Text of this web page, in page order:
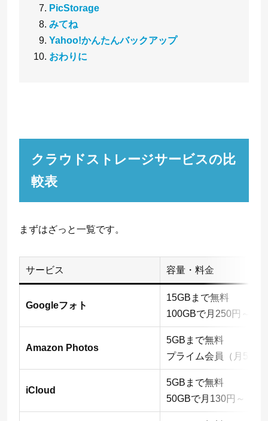
PicStorage
みてね
Yahoo!かんたんバックアップ
おわりに
クラウドストレージサービスの 比
較表
まずはざっと一覧です。
サービス 容量・料金
Googleフォト
15GBまで無料
100GBで月250円～
Amazon Photos
5GBまで無料
プライム会員（月500
iCloud
5GBまで無料
50GBで月130円～